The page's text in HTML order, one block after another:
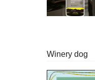
Winery dog